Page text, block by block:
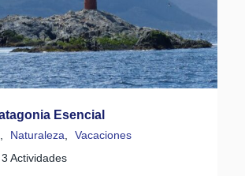
Esencial
Naturaleza
Vacaciones
3 Actividades